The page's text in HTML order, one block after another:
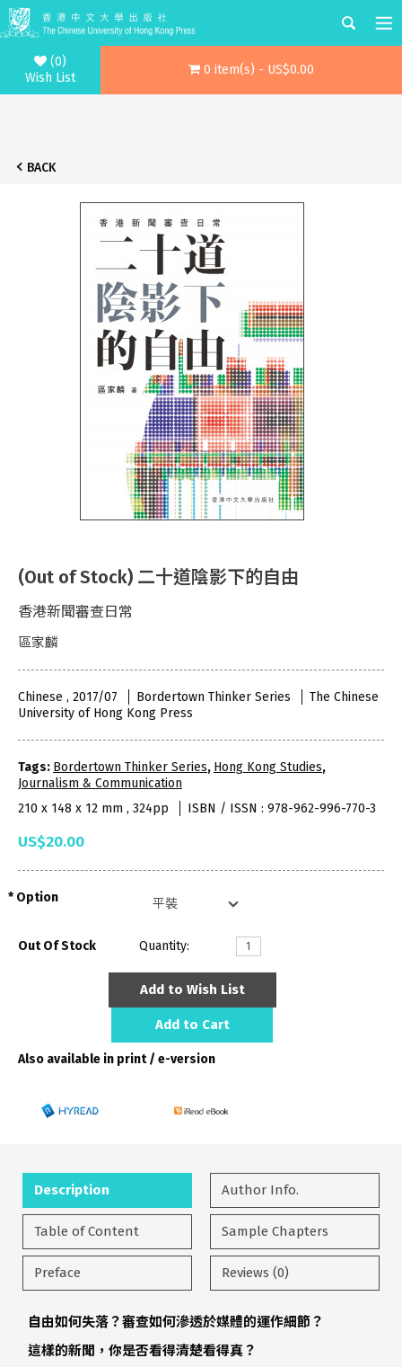
(0)
Wish List
0 item(s) - US$0.00
BACK
(Out of Stock) 二十道陰影下的自由
香港新聞審查日常
區家麟
Chinese , 2017/07 Bordertown Thinker Series
The Chinese
University of Hong Kong Press
Tags: Bordertown Thinker Series, Hong Kong Studies,
Journalism & Communication
210 x 148 x 12 mm , 324pp
ISBN / ISSN : 978-962-996-770-3
US$20.00
Option
Out Of Stock Quantity:
Add to Wish List
Add to Cart
Also available in print / e-version
Description Author Info.
Table of Content Sample Chapters
Preface Reviews (0)
自由如何失落？審查如何滲透於媒體的運作細節？
這樣的新聞，你是否看得清楚看得真？